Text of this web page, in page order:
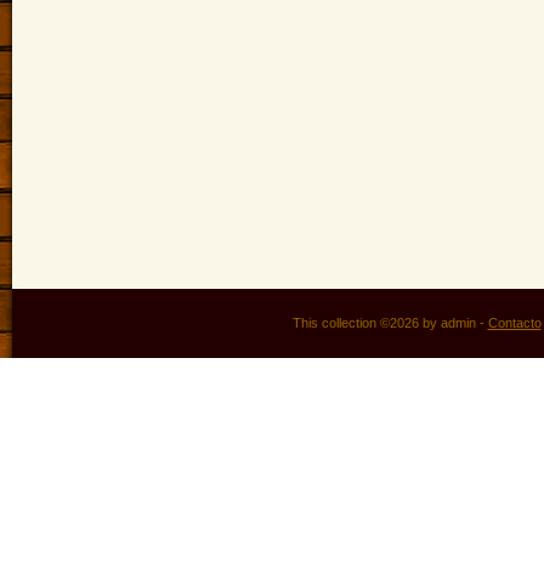
This collection ©2026 by admin - Contacto